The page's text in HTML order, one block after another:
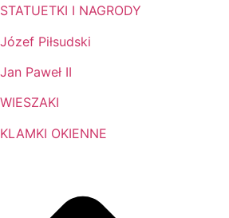
STATUETKI I NAGRODY
Józef Piłsudski
Jan Paweł II
WIESZAKI
KLAMKI OKIENNE